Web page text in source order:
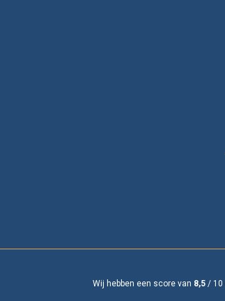
Wij hebben een score van 8,5 / 10